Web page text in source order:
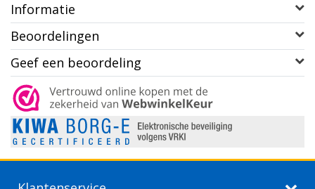
Informatie
Beoordelingen
Geef een beoordeling